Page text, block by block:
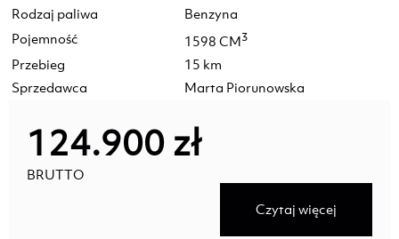
Rodzaj paliwa
Benzyna
Pojemność
1598 CM3
Przebieg
15 km
Sprzedawca
Marta Piorunowska
124.900 zł
BRUTTO
Czytaj więcej